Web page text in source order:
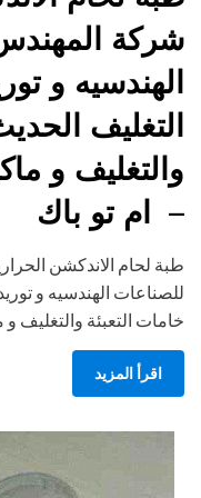
شركة
الهندسيه و
التغليف
والتغليف و
– ام تو باك
طبة لحام الاندكشن
للصناعات الهندسيه و
خامات التعبئة والتغليف و
اقرأ المزيد